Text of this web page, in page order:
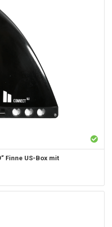
Finne US-Box mit